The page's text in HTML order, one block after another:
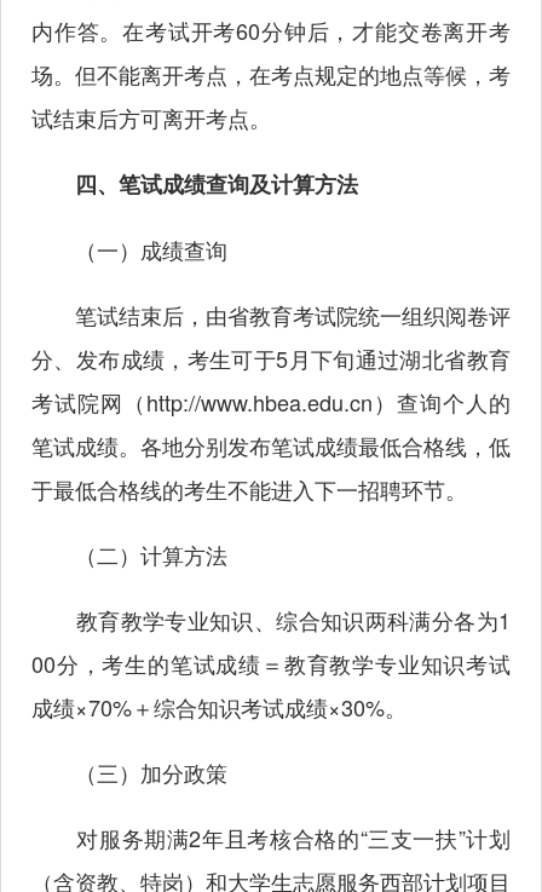
内作答。在考试开考60分钟后，才能交卷离开考
场。但不能离开考点，在考点规定的地点等候，考
试结束后方可离开考点。
四、笔试成绩查询及计算方法
（一）成绩查询
笔试结束后，由省教育考试院统一组织阅卷评
分、发布成绩，考生可于5月下旬通过湖北省教育
考试院网（http://www.hbea.edu.cn）查询个人的
笔试成绩。各地分别发布笔试成绩最低合格线，低
于最低合格线的考生不能进入下一招聘环节。
（二）计算方法
教育教学专业知识、综合知识两科满分各为1
00分，考生的笔试成绩＝教育教学专业知识考试
成绩×70%＋综合知识考试成绩×30%。
（三）加分政策
对服务期满2年且考核合格的“三支一扶”计划
（含资教、特岗）和大学生志愿服务西部计划项目